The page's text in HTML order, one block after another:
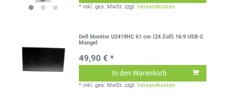
* inkl. ges. MwSt. zzgl.Versandkosten
Dell Monitor U2419HC 61 cm (24 Zoll) 16:9 USB-C
Mangel
49,90 € *
In den Warenkorb
* inkl. ges. MwSt. zzgl.Versandkosten